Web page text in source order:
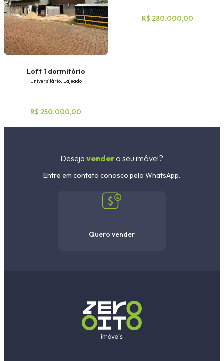
Loft 1 dormitório
Universitário, Lajeado
R$ 250.000,00
R$ 280.000,00
Deseja vendero seu imóvel?
Entre em contato conosco pelo WhatsApp.
Quero vender